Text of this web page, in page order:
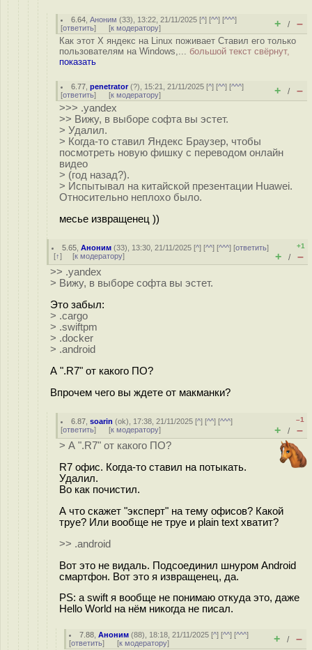
6.64 ,Аноним (33), 13:22, 21/11/2025 [^] [^^] [^^^]
[ответить] [к модератору] + / –
Как этот Х яндекс на Linux поживает Ставил его только
пользователям на Windows,... большой текст свёрнут,
показать
6.77 ,penetrator(?), 15:21, 21/11/2025 [^] [^^] [^^^]
[ответить] [к модератору] + / –
>>> .yandex
>> Вижу, в выборе софта вы эстет.
> Удалил.
> Когда-то ставил Яндекс Браузер, чтобы
посмотреть новую фишку с переводом онлайн
видео
> (год назад?).
> Испытывал на китайской презентации Huawei.
Относительно неплохо было.
месье извращенец ))
5.65 ,Аноним (33), 13:30, 21/11/2025 [^] [^^] [^^^] [ответить]
[↑] [к модератору]
+1
+ / –
>> .yandex
> Вижу, в выборе софта вы эстет.
Это забыл:
> .cargo
> .swiftpm
> .docker
> .android
А ".R7" от какого ПО?
Впрочем чего вы ждете от макманки?
6.87 ,soarin (ok), 17:38, 21/11/2025 [^] [^^] [^^^]
[ответить] [к модератору]
–1
+ / –
> А ".R7" от какого ПО?
R7 офис. Когда-то ставил на потыкать.
Удалил.
Во как почистил.
А что скажет "эксперт" на тему офисов? Какой
труе? Или вообще не труе и plain text хватит?
>> .android
Вот это не видаль. Подсоединил шнуром Android
смартфон. Вот это я извращенец, да.
PS: а swift я вообще не понимаю откуда это, даже
Hello World на нём никогда не писал.
7.88 ,Аноним (88), 18:18, 21/11/2025 [^] [^^] [^^^]
[ответить] [к модератору] + / –